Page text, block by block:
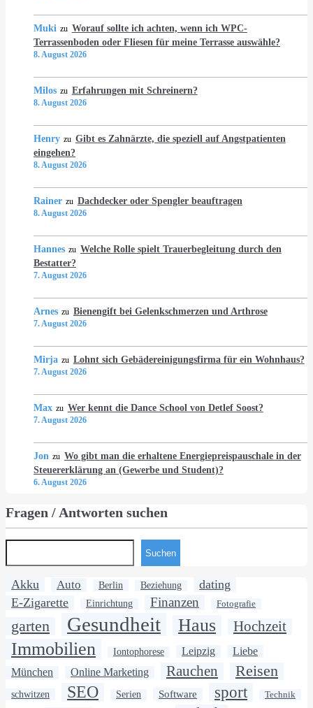
Muki zu Worauf sollte ich achten, wenn ich WPC-
Terrassenboden oder Fliesen für meine Terrasse auswähle?
8. August 2026
Milos zu Erfahrungen mit Schreinern?
8. August 2026
Henry zu Gibt es Zahnärzte, die speziell auf Angstpatienten
eingehen?
8. August 2026
Rainer zu Dachdecker oder Spengler beauftragen
8. August 2026
Hannes zu Welche Rolle spielt Trauerbegleitung durch den
Bestatter?
7. August 2026
Arnes zu Bienengift bei Gelenkschmerzen und Arthrose
7. August 2026
Mirja zu Lohnt sich Gebädereinigungsfirma für ein Wohnhaus?
7. August 2026
Max zu Wer kennt die Dance School von Detlef Soost?
7. August 2026
Jon zu Wo gibt man die erhaltene Energiepreispauschale in der
Steuererklärung an (Gewerbe und Student)?
6. August 2026
Fragen / Antworten suchen
Suchen
Akku Auto Berlin Beziehung
dating
E-Zigarette
Einrichtung Finanzen Fotografie
garten Gesundheit Haus Hochzeit
Immobilien Iontophorese Leipzig Liebe
München Online Marketing Rauchen Reisen
schwitzen SEO Serien Software sport Technik